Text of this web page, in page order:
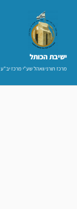
ישיבת הכותל​
מרכז תורני וואהל שע"י מרכז יב"ע